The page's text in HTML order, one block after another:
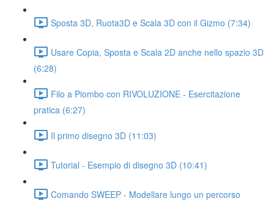
Sposta 3D, Ruota3D e Scala 3D con il Gizmo (7:34)
Usare Copia, Sposta e Scala 2D anche nello spazio 3D
(6:28)
Filo a Piombo con RIVOLUZIONE - Esercitazione
pratica (6:27)
Il primo disegno 3D (11:03)
Tutorial - Esempio di disegno 3D (10:41)
Comando SWEEP - Modellare lungo un percorso